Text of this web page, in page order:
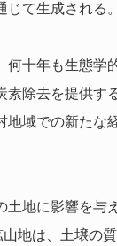
て生成される。
十年も生態学
除去を提供す
域での新たな
地に影響を与
地は、土壌の